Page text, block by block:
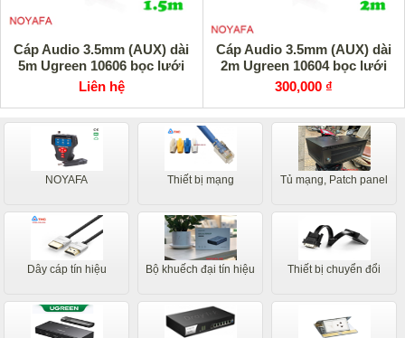
Cáp Audio 3.5mm (AUX) dài
5m Ugreen 10606 bọc lưới
Liên hệ
Cáp Audio 3.5mm (AUX) dài
2m Ugreen 10604 bọc lưới
300,000 ₫
NOYAFA Thiết bị mạng Tủ mạng, Patch panel
Dây cáp tín hiệu Bộ khuếch đại tín hiệu Thiết bị chuyển đổi